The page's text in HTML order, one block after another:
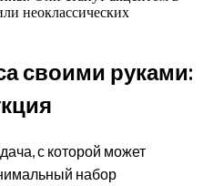
неоклассических
своими руками:
с которой может
набор